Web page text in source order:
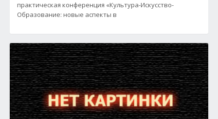
практическая конференция «Культура-Искусство-
Образование: новые аспекты в